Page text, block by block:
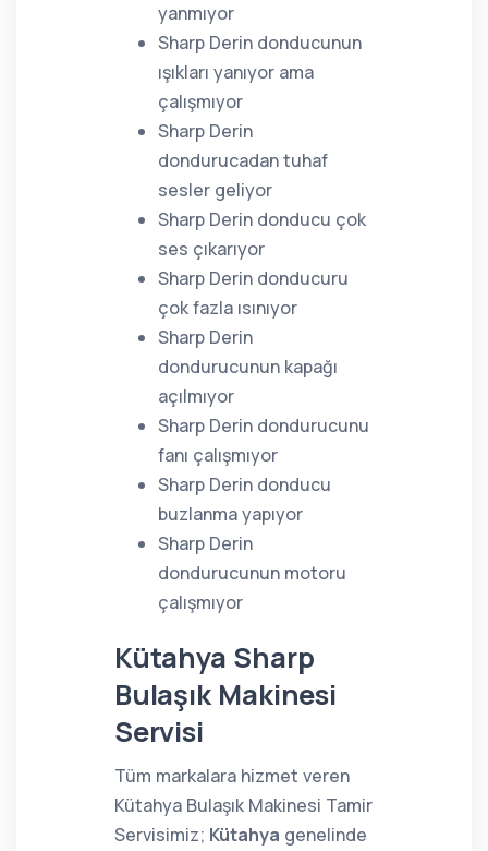
yanmıyor
Sharp Derin donducunun
ışıkları yanıyor ama
çalışmıyor
Sharp Derin
dondurucadan tuhaf
sesler geliyor
Sharp Derin donducu çok
ses çıkarıyor
Sharp Derin donducuru
çok fazla ısınıyor
Sharp Derin
dondurucunun kapağı
açılmıyor
Sharp Derin dondurucunu
fanı çalışmıyor
Sharp Derin donducu
buzlanma yapıyor
Sharp Derin
dondurucunun motoru
çalışmıyor
Kütahya Sharp
Bulaşık Makinesi
Servisi
Tüm markalara hizmet veren
Kütahya Bulaşık Makinesi Tamir
Servisimiz; Kütahya genelinde